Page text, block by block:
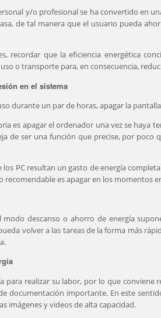
y/o profesional se ha convertido en
de tal manera que el usuario pueda
recordar que la eficiencia energética
o transporte para, en consecuencia,
en el sistema
durante un par de horas, apagar la
es apagar el ordenador una vez se
de ser una función que precise, por
PC resultan un gasto de energía
es apagar en los momentos
descanso o ahorro de energía
volver a las tareas de la forma más
para realizar su labor, por lo que
documentación importante. En este
imágenes y videos de alta capacidad.